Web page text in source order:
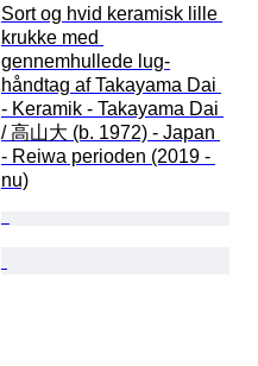
Sort og hvid keramisk lille
krukke med
gennemhullede lug-
håndtag af Takayama Dai
- Keramik - Takayama Dai
/ 高山大 (b. 1972) - Japan
- Reiwa perioden (2019 -
nu)